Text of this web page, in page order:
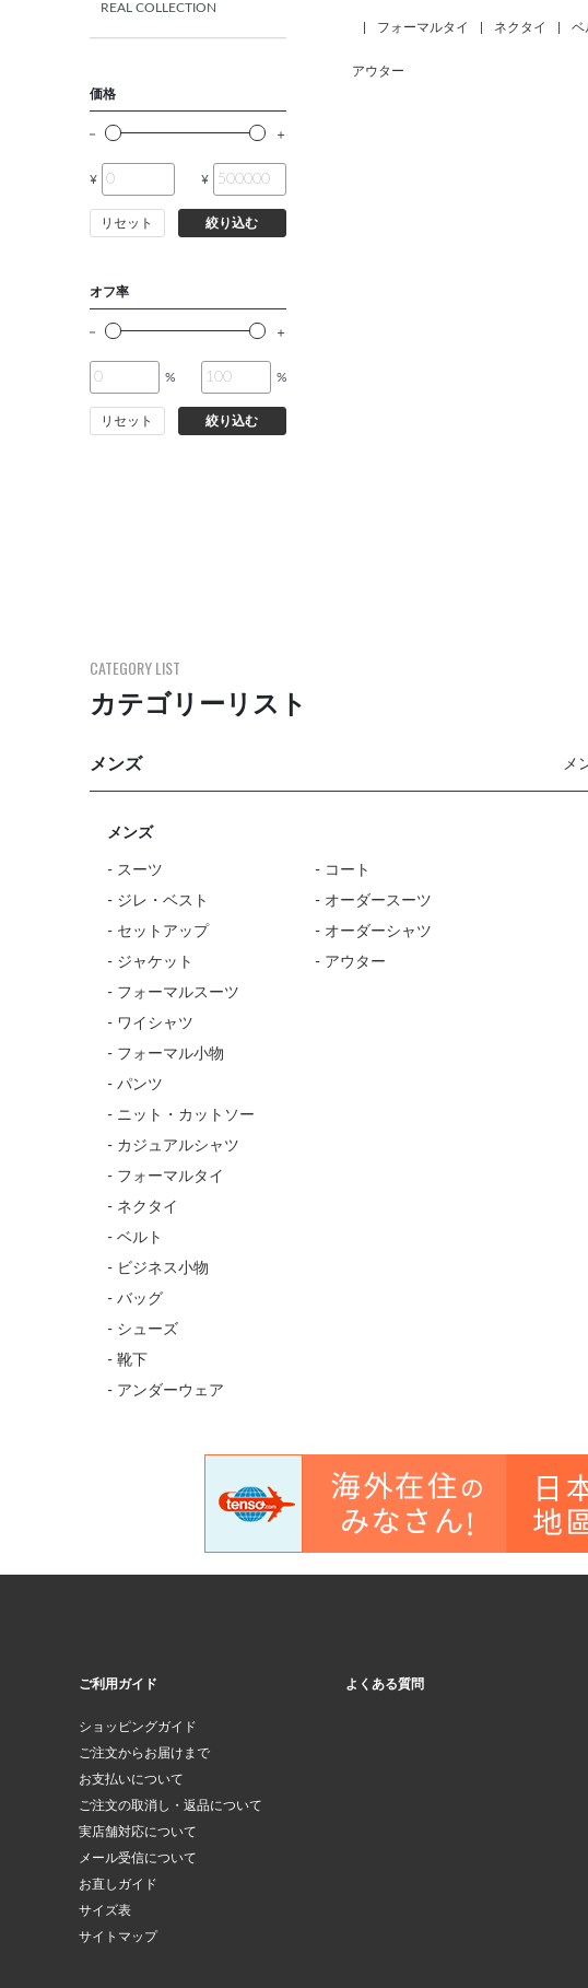
REAL COLLECTION
価格
¥ ¥
リセット 絞り込む
オフ率
% %
リセット 絞り込む
フォーマルタイ ネクタイ ベ
アウター
CATEGORY LIST
カテゴリーリスト
メンズ メ
メンズ
- スーツ
- ジレ・ベスト
- セットアップ
- ジャケット
- フォーマルスーツ
- ワイシャツ
- フォーマル小物
- パンツ
- ニット・カットソー
- カジュアルシャツ
- フォーマルタイ
- ネクタイ
- ベルト
- ビジネス小物
- バッグ
- シューズ
- 靴下
- アンダーウェア
- コート
- オーダースーツ
- オーダーシャツ
- アウター
ご利用ガイド
ショッピングガイド
ご注文からお届けまで
お支払いについて
ご注文の取消し・返品について
実店舗対応について
メール受信について
お直しガイド
サイズ表
サイトマップ
よくある質問